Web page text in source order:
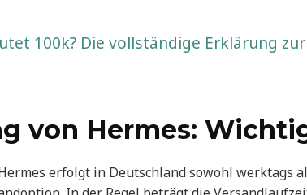
100k? Die vollständige Erklärung
von Hermes:
erfolgt in Deutschland sowohl werktags